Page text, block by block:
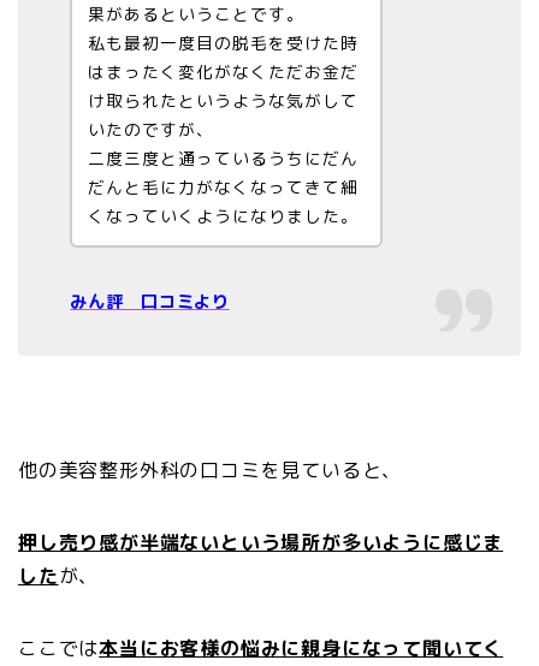
果があるということです。
私も最初一度目の脱毛を受けた時
はまったく変化がなくただお金だ
け取られたというような気がして
いたのですが、
二度三度と通っているうちにだん
だんと毛に力がなくなってきて細
くなっていくようになりました。
みん評 口コミより
他の美容整形外科の口コミを見ていると、
押し売り感が半端ないという場所が多いように感じま
したが、
ここでは本当にお客様の悩みに親身になって聞いてく